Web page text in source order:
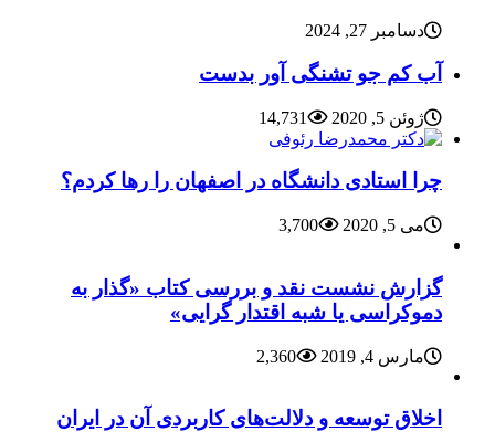
دسامبر 27, 2024
آب کم جو تشنگی آور بدست
ژوئن 5, 2020 14,731
چرا استادی دانشگاه در اصفهان را رها کردم؟
می 5, 2020 3,700
گزارش نشست نقد و بررسی کتاب «گذار به
دموکراسی یا شبه اقتدار گرایی»
مارس 4, 2019 2,360
اخلاق توسعه و دلالت‌های کاربردی آن در ایران